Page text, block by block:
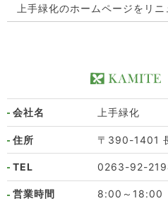
上手緑化のホームページをリニ
会社名 上手緑化
住所 〒390-1401
TEL 0263-92-
営業時間 8:00～18:00